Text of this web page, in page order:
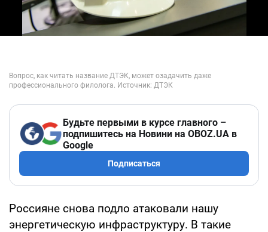
Будьте первыми в курсе главного –
подпишитесь на Новини на OBOZ.UA в
Google
Подписаться
Россияне снова подло атаковали нашу
энергетическую инфраструктуру. В такие